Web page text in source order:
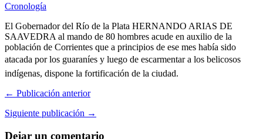
Cronología
El Gobernador del Río de la Plata HERNANDO ARIAS DE
SAAVEDRA al mando de 80 hombres acude en auxilio de la
población de Corrientes que a principios de ese mes había sido
atacada por los guaraníes y luego de escarmentar a los belicosos
indígenas, dispone la fortificación de la ciudad.
← Publicación anterior
Siguiente publicación →
Dejar un comentario